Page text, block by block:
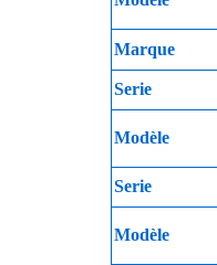
Marque
Serie
Modèle
Serie
Modèle